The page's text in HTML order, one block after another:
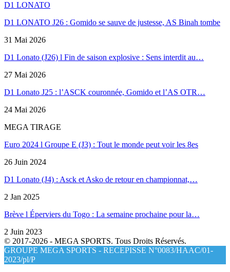
D1 LONATO
D1 LONATO J26 : Gomido se sauve de justesse, AS Binah tombe
31 Mai 2026
D1 Lonato (J26) l Fin de saison explosive : Sens interdit au…
27 Mai 2026
D1 Lonato J25 : l’ASCK couronnée, Gomido et l’AS OTR…
24 Mai 2026
MEGA TIRAGE
Euro 2024 l Groupe E (J3) : Tout le monde peut voir les 8es
26 Juin 2024
D1 Lonato (J4) : Asck et Asko de retour en championnat,…
2 Jan 2025
Brève l Éperviers du Togo : La semaine prochaine pour la…
2 Juin 2023
© 2017-2026 - MEGA SPORTS. Tous Droits Réservés.
GROUPE MEGA SPORTS - RECEPISSE N°0083/HAAC/01-
2023/pl/P